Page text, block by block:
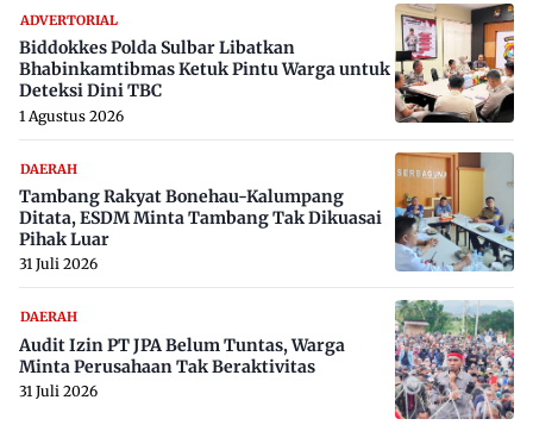
ADVERTORIAL
Biddokkes Polda Sulbar Libatkan
Bhabinkamtibmas Ketuk Pintu Warga untuk
Deteksi Dini TBC
1 Agustus 2026
DAERAH
Tambang Rakyat Bonehau-Kalumpang
Ditata, ESDM Minta Tambang Tak Dikuasai
Pihak Luar
31 Juli 2026
DAERAH
Audit Izin PT JPA Belum Tuntas, Warga
Minta Perusahaan Tak Beraktivitas
31 Juli 2026